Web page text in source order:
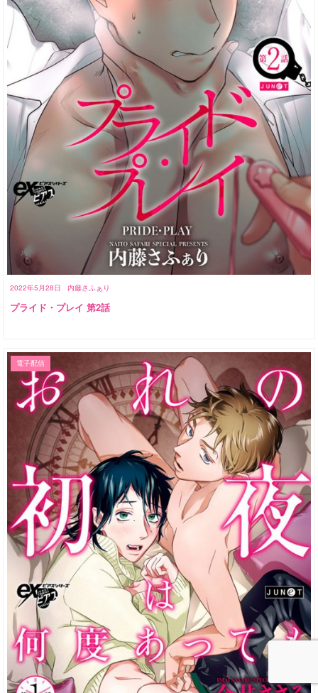
2022年5月28日 内藤さふぁり
プライド・プレイ 第2話
電子配信